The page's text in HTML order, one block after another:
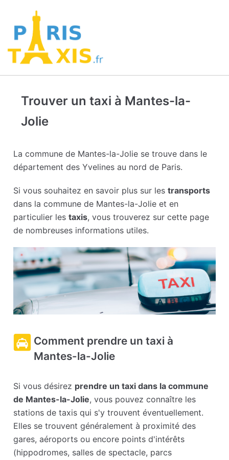
Trouver un taxi à Mantes-la-
Jolie
La commune de Mantes-la-Jolie se trouve dans le
département des Yvelines au nord de Paris.
Si vous souhaitez en savoir plus sur lestransports
dans la commune de Mantes-la-Jolie et en
particulier lestaxis, vous trouverez sur cette page
de nombreuses informations utiles.
Comment prendre un taxi à
Mantes-la-Jolie
Si vous désirez prendre un taxi dans la commune
de Mantes-la-Jolie, vous pouvez connaître les
stations de taxis qui s'y trouvent éventuellement.
Elles se trouvent généralement à proximité des
gares, aéroports ou encore points d'intérêts
(hippodromes, salles de spectacle, parcs